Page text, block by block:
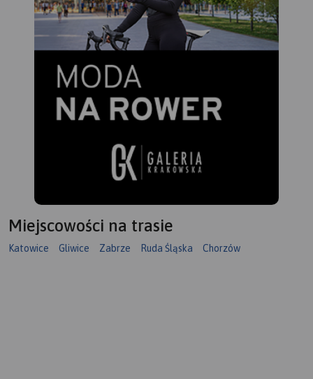
Miejscowości na trasie
Katowice Gliwice Zabrze Ruda Śląska Chorzów